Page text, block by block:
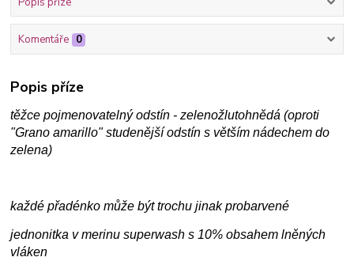
Komentáře 0
Popis příze
těžce pojmenovatelný odstín - zelenožlutohnědá (oproti
"Grano amarillo" studenější odstín s větším nádechem do
zelena)
každé přadénko může být trochu jinak probarvené
jednonitka v merinu superwash s 10% obsahem lněných
vláken